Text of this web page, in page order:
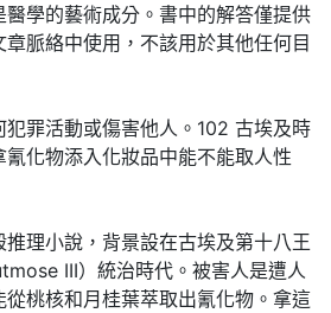
學的藝術成分。書中的解答僅提供
脈絡中使用，不該用於其他任何目
罪活動或傷害他人。102 古埃及時
化物添入化妝品中能不能取人性
理小說，背景設在古埃及第十八王
III）統治時代。被害人是遭人
桃核和月桂葉萃取出氰化物。拿這